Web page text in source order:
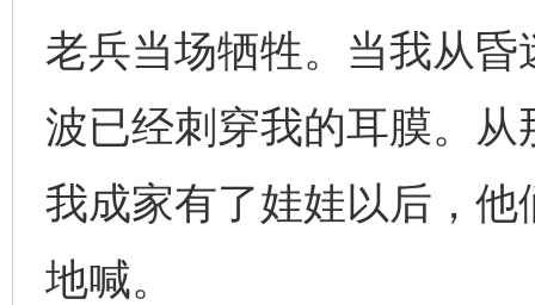
老兵当场牺牲。当我从
波已经刺穿我的耳膜。
我成家有了娃娃以后，
地喊。